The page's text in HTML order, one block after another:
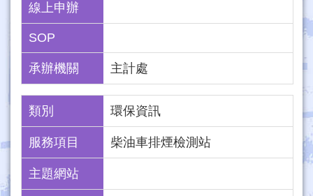
線上申辦
SOP
承辦機關 主計處
類別 環保資訊
服務項目 柴油車排煙檢測站
主題網站